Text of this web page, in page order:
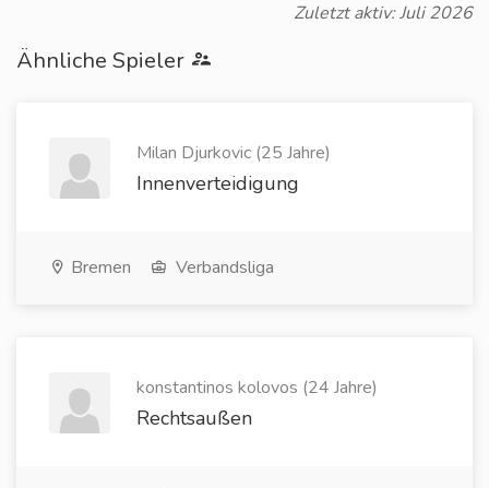
Zuletzt aktiv: Juli 2026
Ähnliche Spieler
Milan Djurkovic (25 Jahre)
Innenverteidigung
Bremen Verbandsliga
konstantinos kolovos (24 Jahre)
Rechtsaußen